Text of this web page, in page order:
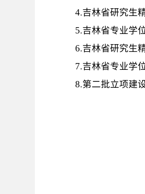
4.吉林省研究生
5.吉林省专业学
6.吉林省研究生
7.吉林省专业学
8.第二批立项建